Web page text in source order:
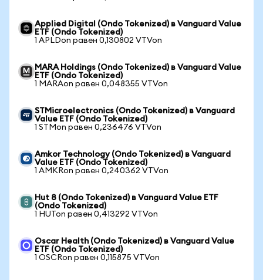
Applied Digital (Ondo Tokenized) в Vanguard Value
ETF (Ondo Tokenized)
1 APLDon равен 0,130802 VTVon
MARA Holdings (Ondo Tokenized) в Vanguard Value
ETF (Ondo Tokenized)
1 MARAon равен 0,048355 VTVon
STMicroelectronics (Ondo Tokenized) в Vanguard
Value ETF (Ondo Tokenized)
1 STMon равен 0,236476 VTVon
Amkor Technology (Ondo Tokenized) в Vanguard
Value ETF (Ondo Tokenized)
1 AMKRon равен 0,240362 VTVon
Hut 8 (Ondo Tokenized) в Vanguard Value ETF
(Ondo Tokenized)
1 HUTon равен 0,413292 VTVon
Oscar Health (Ondo Tokenized) в Vanguard Value
ETF (Ondo Tokenized)
1 OSCRon равен 0,115875 VTVon